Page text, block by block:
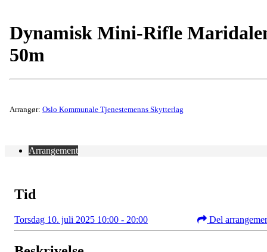
Dynamisk Mini-Rifle
50m
Arrangør: Oslo Kommunale Tjenestemenns Skytterlag
Arrangement
Tid
Torsdag 10. juli 2025 10:00 - 20:00 Del